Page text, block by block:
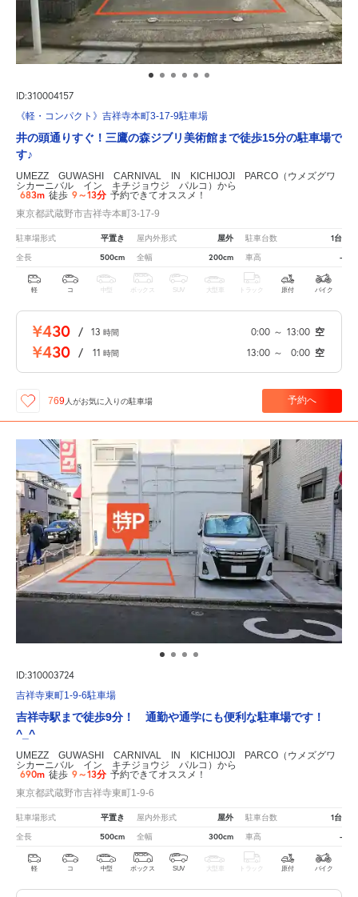
ID:310004157
《軽・コンパクト》吉祥寺本町3-17-9駐車場
井の頭通りすぐ！三鷹の森ジブリ美術館まで徒歩15分の駐車場で
す♪
UMEZZ GUWASHI CARNIVAL IN KICHIJOJI PARCO（ウメズグワ
シカーニバル イン キチジョウジ パルコ）から
683m 徒歩 9～13分 予約できてオススメ！
東京都武蔵野市吉祥寺本町3-17-9
駐車場形式 平置き 屋内外形式 屋外 駐車台数 1台
全長 500cm 全幅 200cm 車高 -
軽 コ 中型 ボックス SUV 大型車 トラック 原付 バイク
¥430 / 13 時間 0:00 ～ 13:00 空
¥430 / 11 時間 13:00 ～ 0:00 空
769 人がお気に入りの駐車場 予約へ
ID:310003724
吉祥寺東町1-9-6駐車場
吉祥寺駅まで徒歩9分！ 通勤や通学にも便利な駐車場です！
^_^
UMEZZ GUWASHI CARNIVAL IN KICHIJOJI PARCO（ウメズグワ
シカーニバル イン キチジョウジ パルコ）から
690m 徒歩 9～13分 予約できてオススメ！
東京都武蔵野市吉祥寺東町1-9-6
駐車場形式 平置き 屋内外形式 屋外 駐車台数 1台
全長 500cm 全幅 300cm 車高 -
軽 コ 中型 ボックス SUV 大型車 トラック 原付 バイク